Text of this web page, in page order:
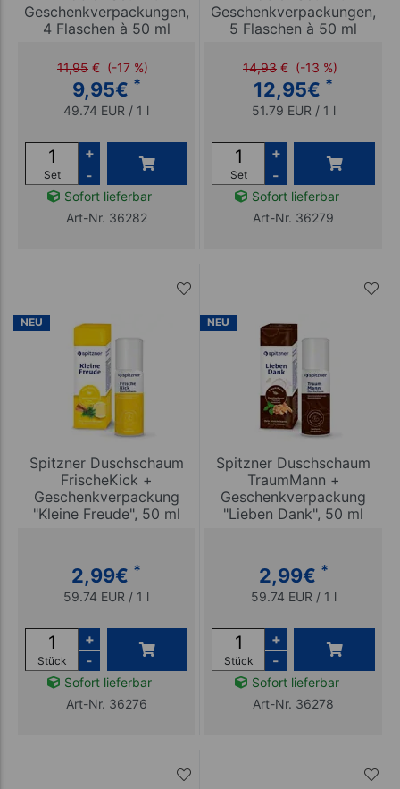
Geschenkverpackungen,
4 Flaschen à 50 ml
11,95 € (-17 %)
9,95€ *
49.74 EUR / 1 l
Set
+
-
Sofort lieferbar
Art-Nr. 36282
Geschenkverpackungen,
5 Flaschen à 50 ml
14,93 € (-13 %)
12,95€ *
51.79 EUR / 1 l
Set
+
-
Sofort lieferbar
Art-Nr. 36279
NEU
Spitzner Duschschaum
FrischeKick +
Geschenkverpackung
"Kleine Freude", 50 ml
2,99€ *
59.74 EUR / 1 l
Stück
+
-
Sofort lieferbar
Art-Nr. 36276
NEU
Spitzner Duschschaum
TraumMann +
Geschenkverpackung
"Lieben Dank", 50 ml
2,99€ *
59.74 EUR / 1 l
Stück
+
-
Sofort lieferbar
Art-Nr. 36278